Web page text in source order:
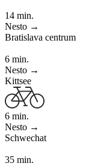
14 min.
Nesto →
Bratislava centrum
6 min.
Nesto →
Kittsee
6 min.
Nesto →
Schwechat
35 min.